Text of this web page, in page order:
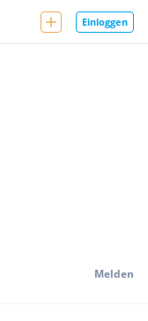
Einloggen
Melden